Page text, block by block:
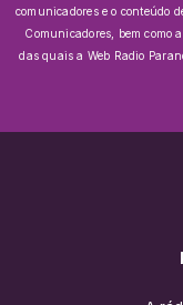
comunicadores e o conteúdo
Comunicadores, bem como
das quais a Web Radio